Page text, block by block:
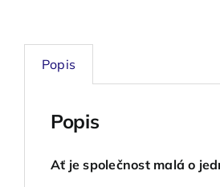
Popis
Popis
Ať je společnost malá o